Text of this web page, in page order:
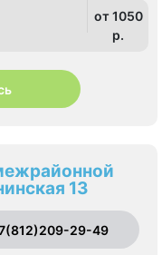
от 1050
p.
13
29-49